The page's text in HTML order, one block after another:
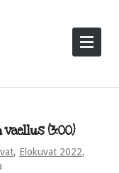
vaellus (3:00)
, Elokuvat 2022,